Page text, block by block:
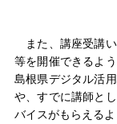
また、講座受講
等を開催できるよ
島根県デジタル活
や、すでに講師と
バイスがもらえるよ